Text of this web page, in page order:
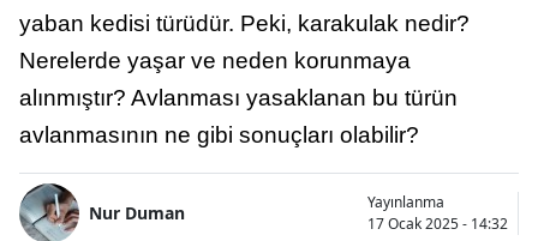
yaban kedisi türüdür. Peki, karakulak nedir?
Nerelerde yaşar ve neden korunmaya
alınmıştır? Avlanması yasaklanan bu türün
avlanmasının ne gibi sonuçları olabilir?
Nur Duman
Yayınlanma
17 Ocak 2025 - 14:32